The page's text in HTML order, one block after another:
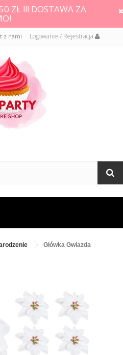
ZŁ !!! DOSTAWA ZA
Logowanie / Rejestracja
z nami
Główka Gwiazda